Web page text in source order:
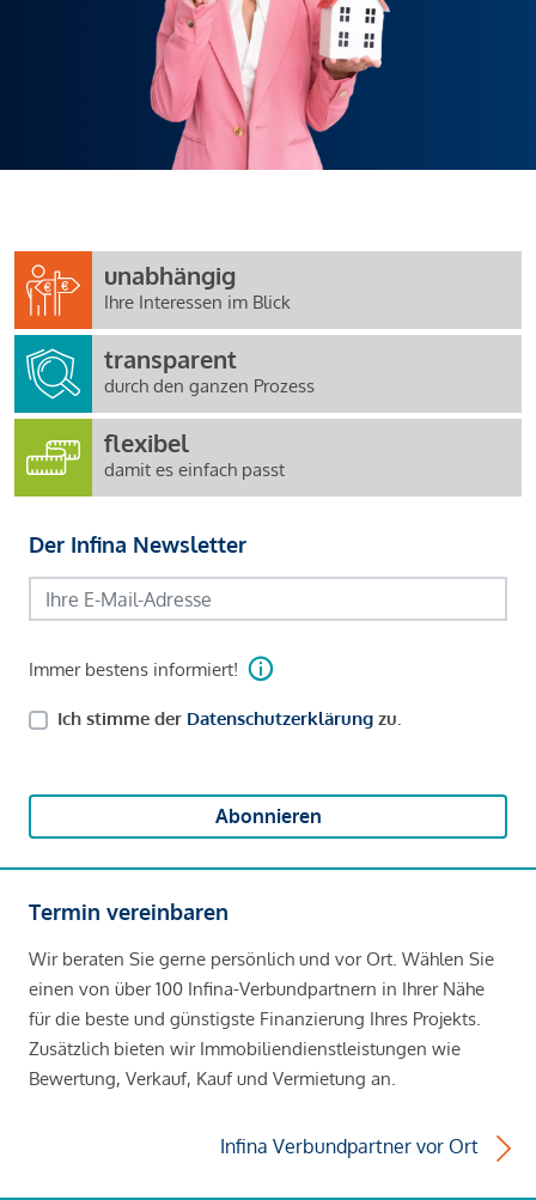
unabhängig
Ihre Interessen im Blick
transparent
durch den ganzen Prozess
flexibel
damit es einfach passt
Der Infina Newsletter
Immer bestens informiert!
Ich stimme der Datenschutzerklärung zu.
Abonnieren
Termin vereinbaren
Wir beraten Sie gerne persönlich und vor Ort. Wählen Sie
einen von über 100 Infina-Verbundpartnern in Ihrer Nähe
für die beste und günstigste Finanzierung Ihres Projekts.
Zusätzlich bieten wir Immobiliendienstleistungen wie
Bewertung, Verkauf, Kauf und Vermietung an.
Infina Verbundpartner vor Ort